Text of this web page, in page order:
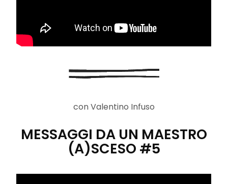
con Valentino Infuso
MESSAGGI DA UN MAESTRO
(A)SCESO #5